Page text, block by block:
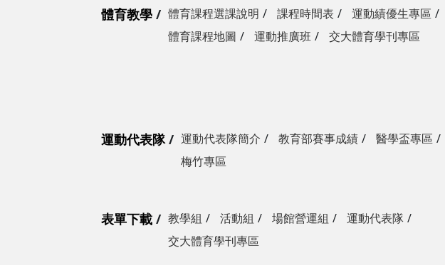
體育教學 體育課程選課說明 課程時間表
運動績優生專區
體育課程地圖
運動推廣班 交大體育學刊專區
運動代表隊 運動代表隊簡介 教育部賽事成績
醫學盃專區
梅竹專區
表單下載 教學組 活動組 場館營運組
運動代表隊
交大體育學刊專區